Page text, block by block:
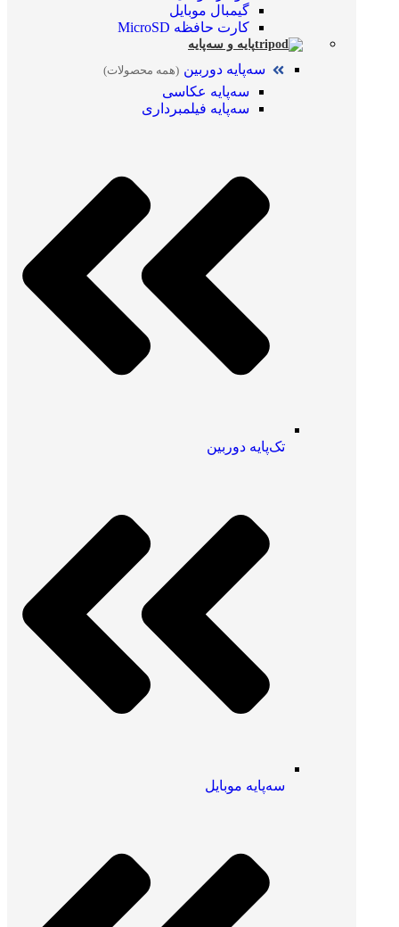
گیمبال موبایل
کارت حافظه MicroSD
پایه و سه‌پایه
سه‌پایه دوربین (همه محصولات)
سه‌پایه عکاسی
سه‌پایه فیلمبرداری
تک‌پایه دوربین
سه‌پایه موبایل